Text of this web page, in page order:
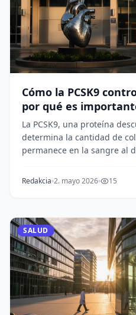
Cómo la PCSK9
por qué es
La PCSK9, una proteína
determina la cantidad de
permanece en la sangre al
Redakcia 2. mayo 2026 15
SALUD